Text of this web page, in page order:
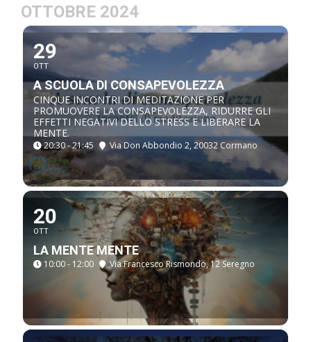
OTTOBRE 2024
29
OTT
A SCUOLA DI CONSAPEVOLEZZA
CINQUE INCONTRI DI MEDITAZIONE PER
PROMUOVERE LA CONSAPEVOLEZZA, RIDURRE GLI
EFFETTI NEGATIVI DELLO STRESS E LIBERARE LA
MENTE.
20:30 - 21:45 Via Don Abbondio 2, 20032 Cormano
20
OTT
LA MENTE MENTE
10:00 - 12:00 Via Francesco Rismondo, 12 Seregno